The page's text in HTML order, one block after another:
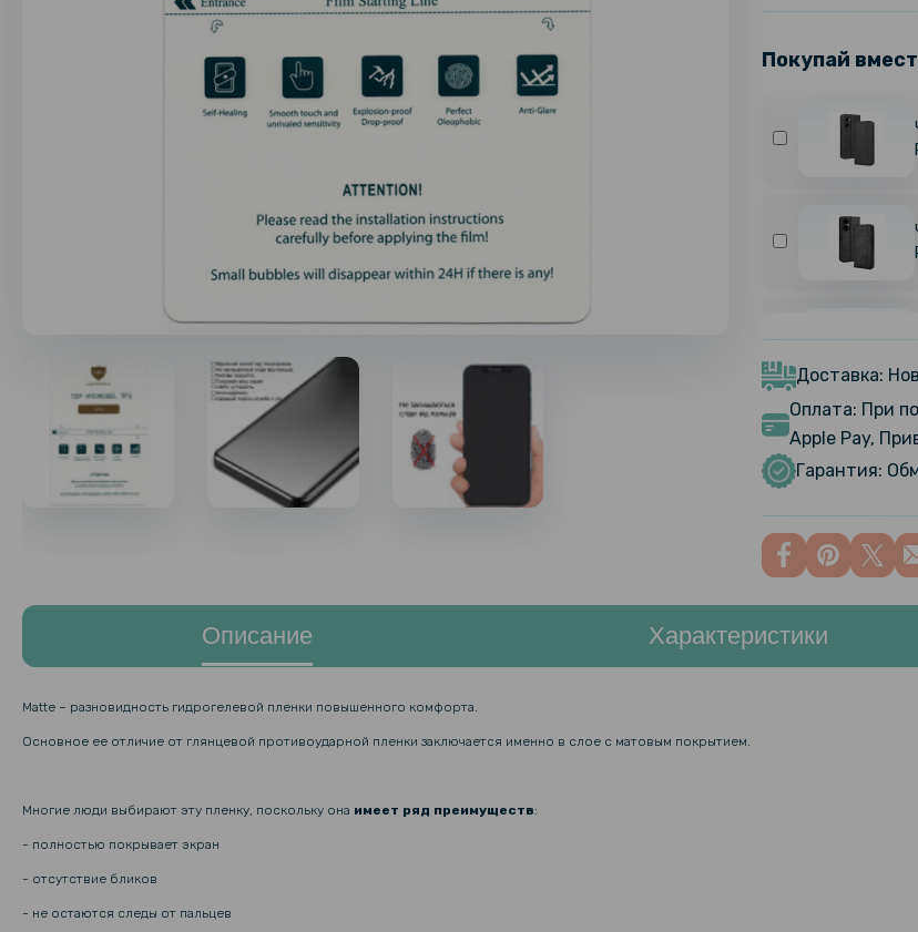
Покупай
Доставка:
Оплата: При
Apple Pay,
Гарантия:
Описание Характеристики
Matte – разновидность гидрогелевой пленки повышенного комфорта.
Основное ее отличие от глянцевой противоударной пленки заключается именно в слое с матовым покрытием.
Многие люди выбирают эту пленку, поскольку она имеет ряд преимуществ:
- полностью покрывает экран
- отсутствие бликов
- не остаются следы от пальцев